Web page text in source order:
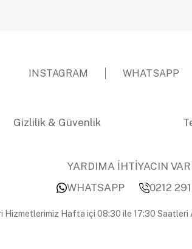
INSTAGRAM WHATSAPP
Gizlilik & Güvenlik
YARDIMA İHTİYACIN
WHATSAPP
0212
Hizmetlerimiz Hafta içi 08:30 ile 17:30 Saatleri